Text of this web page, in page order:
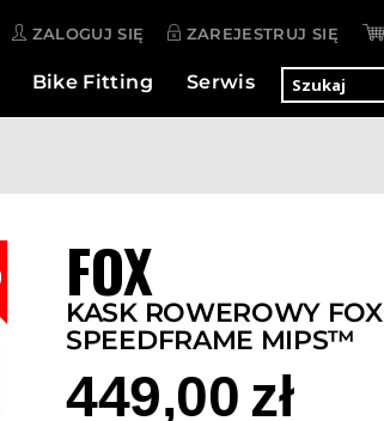
ZALOGUJ SIĘ ZAREJESTRUJ SIĘ
Bike Fitting Serwis
FOX
KASK ROWEROWY FOX
SPEEDFRAME MIPS™
449,00 zł